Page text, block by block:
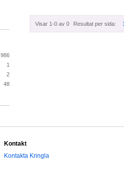
Visar 1-0 av 0 Resultat per sida:
986
1
2
48
Kontakt
Kontakta Kringla